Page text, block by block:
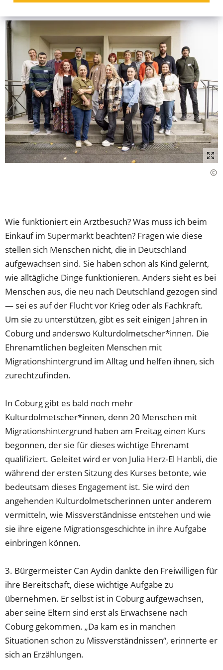
Wie funktioniert ein Arztbesuch? Was muss ich beim
Einkauf im Supermarkt beachten? Fragen wie diese
stellen sich Menschen nicht, die in Deutschland
aufgewachsen sind. Sie haben schon als Kind gelernt,
wie alltägliche Dinge funktionieren. Anders sieht es bei
Menschen aus, die neu nach Deutschland gezogen sind
— sei es auf der Flucht vor Krieg oder als Fachkraft.
Um sie zu unterstützen, gibt es seit einigen Jahren in
Coburg und anderswo Kulturdolmetscher*innen. Die
Ehrenamtlichen begleiten Menschen mit
Migrationshintergrund im Alltag und helfen ihnen, sich
zurechtzufinden.
In Coburg gibt es bald noch mehr
Kulturdolmetscher*innen, denn 20 Menschen mit
Migrationshintergrund haben am Freitag einen Kurs
begonnen, der sie für dieses wichtige Ehrenamt
qualifiziert. Geleitet wird er von Julia Herz-El Hanbli, die
während der ersten Sitzung des Kurses betonte, wie
bedeutsam dieses Engagement ist. Sie wird den
angehenden Kulturdolmetscherinnen unter anderem
vermitteln, wie Missverständnisse entstehen und wie
sie ihre eigene Migrationsgeschichte in ihre Aufgabe
einbringen können.
3. Bürgermeister Can Aydin dankte den Freiwilligen für
ihre Bereitschaft, diese wichtige Aufgabe zu
übernehmen. Er selbst ist in Coburg aufgewachsen,
aber seine Eltern sind erst als Erwachsene nach
Coburg gekommen. „Da kam es in manchen
Situationen schon zu Missverständnissen“, erinnerte er
sich an Erzählungen.